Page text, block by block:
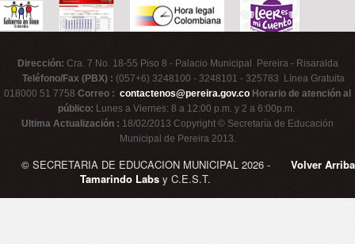
Dirección: Cra. 7 No. 18-55 Piso 8 - Palacio Municipal Pereira - Risaralda
Teléfono/Fax (PBX) : (057+6) 3248100 - 3248101 - 325783 Línea Gratuita
018000 51 7758 Correo : contactenos@pereira.gov.co Horario de atención al
público: Lunes a Viernes: 8 a 12:00 p.m. y 2 a 6:00p.m.
Ultima Actualización : 18/02/2013 Copyright © Secretaría de Educación
Municipal de Pereira 2013.
Volver Arriba
© SECRETARIA DE EDUCACION MUNICIPAL 2026 -
Tamarindo Labs y C.E.S.T.